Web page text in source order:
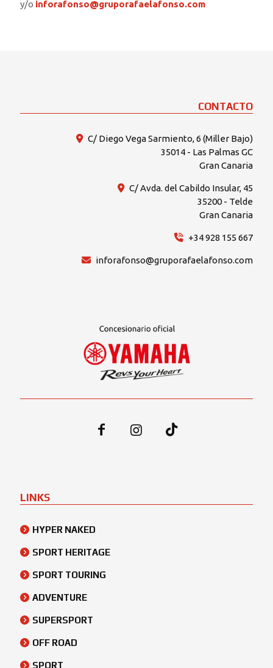
y/o inforafonso@gruporafaelafonso.com
CONTACTO
C/ Diego Vega Sarmiento, 6 (Miller Bajo)
35014 - Las Palmas GC
Gran Canaria
C/ Avda. del Cabildo Insular, 45
35200 - Telde
Gran Canaria
+34 928 155 667
inforafonso@gruporafaelafonso.com
LINKS
HYPER NAKED
SPORT HERITAGE
SPORT TOURING
ADVENTURE
SUPERSPORT
OFF ROAD
SPORT